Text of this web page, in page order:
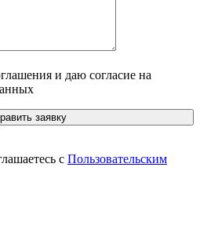
и даю согласие на
с Пользовательским